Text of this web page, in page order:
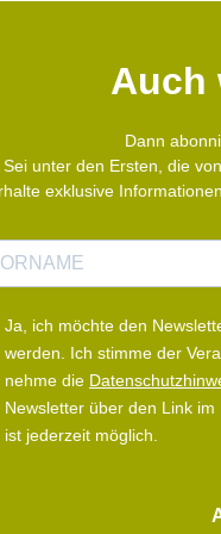
Auch
Dann
Sei unter den Ersten, die
exklusive
Ja, ich möchte den
werden.
Ich stimme der
nehme die
Newsletter über den Link
ist jederzeit möglich.